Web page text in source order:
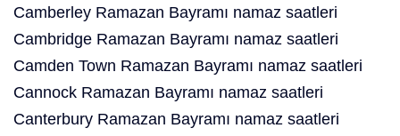
Camberley Ramazan Bayramı namaz saatleri
Cambridge Ramazan Bayramı namaz saatleri
Camden Town Ramazan Bayramı namaz saatleri
Cannock Ramazan Bayramı namaz saatleri
Canterbury Ramazan Bayramı namaz saatleri